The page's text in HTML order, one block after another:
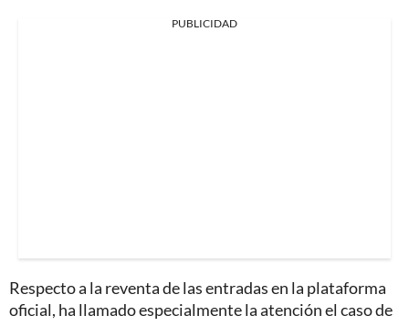
PUBLICIDAD
Respecto a la reventa de las entradas en la plataforma
oficial, ha llamado especialmente la atención el caso de